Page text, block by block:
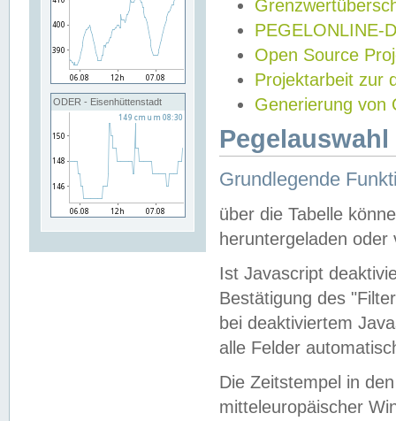
ODER - Eisenhüttenstadt
PEGELONLINE-
Open Source
Projektarbeit zur
Generierung von
Grundlegende
über die Tabelle
heruntergeladen oder
Ist Javascript
Bestätigung des
bei deaktiviertem
alle Felder
Die Zeitstempel in
mitteleuropäischer